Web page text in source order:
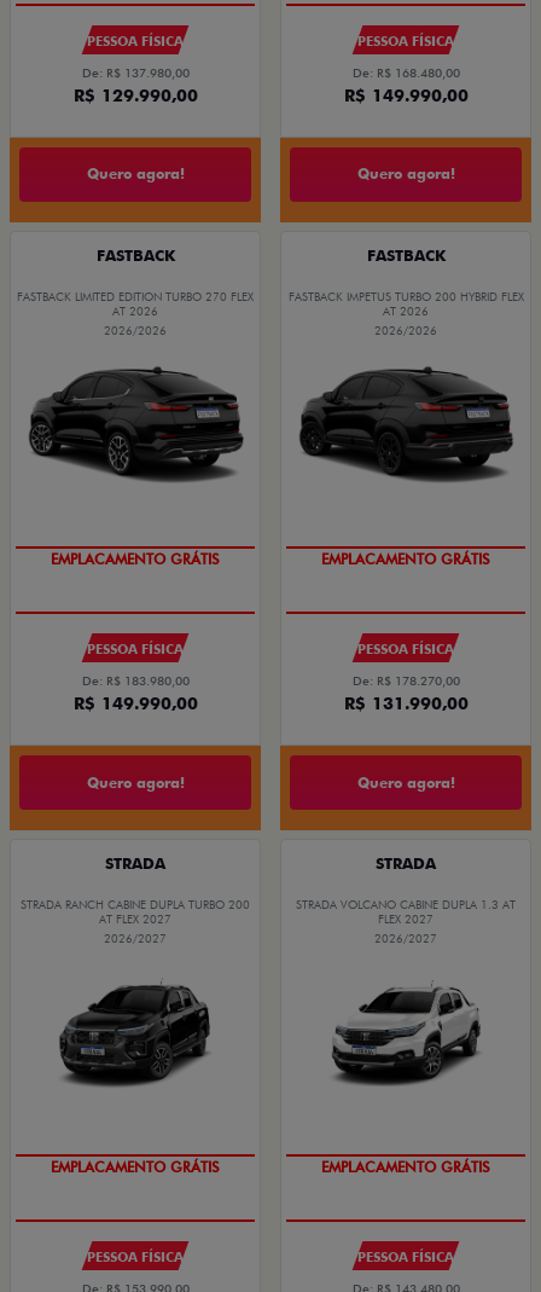
PESSOA FÍSICA
De: R$ 137.980,00
R$ 129.990,00
Quero agora!
PESSOA FÍSICA
De: R$ 168.480,00
R$ 149.990,00
Quero agora!
FASTBACK
FASTBACK LIMITED EDITION TURBO 270 FLEX
AT 2026
2026/2026
EMPLACAMENTO GRÁTIS
PESSOA FÍSICA
De: R$ 183.980,00
R$ 149.990,00
Quero agora!
FASTBACK
FASTBACK IMPETUS TURBO 200 HYBRID FLEX
AT 2026
2026/2026
EMPLACAMENTO GRÁTIS
PESSOA FÍSICA
De: R$ 178.270,00
R$ 131.990,00
Quero agora!
STRADA
STRADA RANCH CABINE DUPLA TURBO 200
AT FLEX 2027
2026/2027
EMPLACAMENTO GRÁTIS
PESSOA FÍSICA
De: R$ 153.990,00
STRADA
STRADA VOLCANO CABINE DUPLA 1.3 AT
FLEX 2027
2026/2027
EMPLACAMENTO GRÁTIS
PESSOA FÍSICA
De: R$ 143.480,00